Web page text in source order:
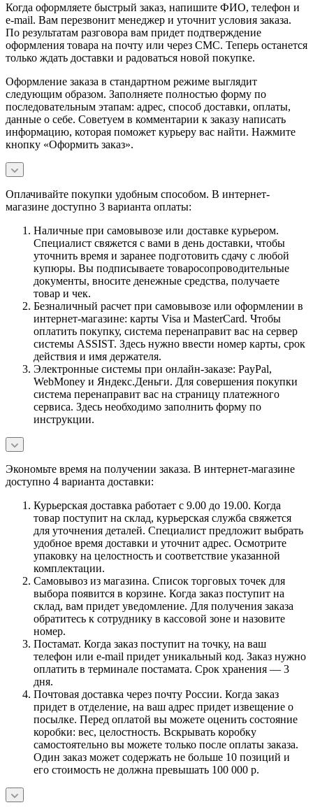
Когда оформляете быстрый заказ, напишите ФИО, телефон и
e-mail. Вам перезвонит менеджер и уточнит условия заказа.
По результатам разговора вам придет подтверждение
оформления товара на почту или через СМС. Теперь останется
только ждать доставки и радоваться новой покупке.
Оформление заказа в стандартном режиме выглядит
следующим образом. Заполняете полностью форму по
последовательным этапам: адрес, способ доставки, оплаты,
данные о себе. Советуем в комментарии к заказу написать
информацию, которая поможет курьеру вас найти. Нажмите
кнопку «Оформить заказ».
Оплачивайте покупки удобным способом. В интернет-
магазине доступно 3 варианта оплаты:
Наличные при самовывозе или доставке курьером.
Специалист свяжется с вами в день доставки, чтобы
уточнить время и заранее подготовить сдачу с любой
купюры. Вы подписываете товаросопроводительные
документы, вносите денежные средства, получаете
товар и чек.
Безналичный расчет при самовывозе или оформлении в
интернет-магазине: карты Visa и MasterCard. Чтобы
оплатить покупку, система перенаправит вас на сервер
системы ASSIST. Здесь нужно ввести номер карты, срок
действия и имя держателя.
Электронные системы при онлайн-заказе: PayPal,
WebMoney и Яндекс.Деньги. Для совершения покупки
система перенаправит вас на страницу платежного
сервиса. Здесь необходимо заполнить форму по
инструкции.
Экономьте время на получении заказа. В интернет-магазине
доступно 4 варианта доставки:
Курьерская доставка работает с 9.00 до 19.00. Когда
товар поступит на склад, курьерская служба свяжется
для уточнения деталей. Специалист предложит выбрать
удобное время доставки и уточнит адрес. Осмотрите
упаковку на целостность и соответствие указанной
комплектации.
Самовывоз из магазина. Список торговых точек для
выбора появится в корзине. Когда заказ поступит на
склад, вам придет уведомление. Для получения заказа
обратитесь к сотруднику в кассовой зоне и назовите
номер.
Постамат. Когда заказ поступит на точку, на ваш
телефон или e-mail придет уникальный код. Заказ нужно
оплатить в терминале постамата. Срок хранения — 3
дня.
Почтовая доставка через почту России. Когда заказ
придет в отделение, на ваш адрес придет извещение о
посылке. Перед оплатой вы можете оценить состояние
коробки: вес, целостность. Вскрывать коробку
самостоятельно вы можете только после оплаты заказа.
Один заказ может содержать не больше 10 позиций и
его стоимость не должна превышать 100 000 р.